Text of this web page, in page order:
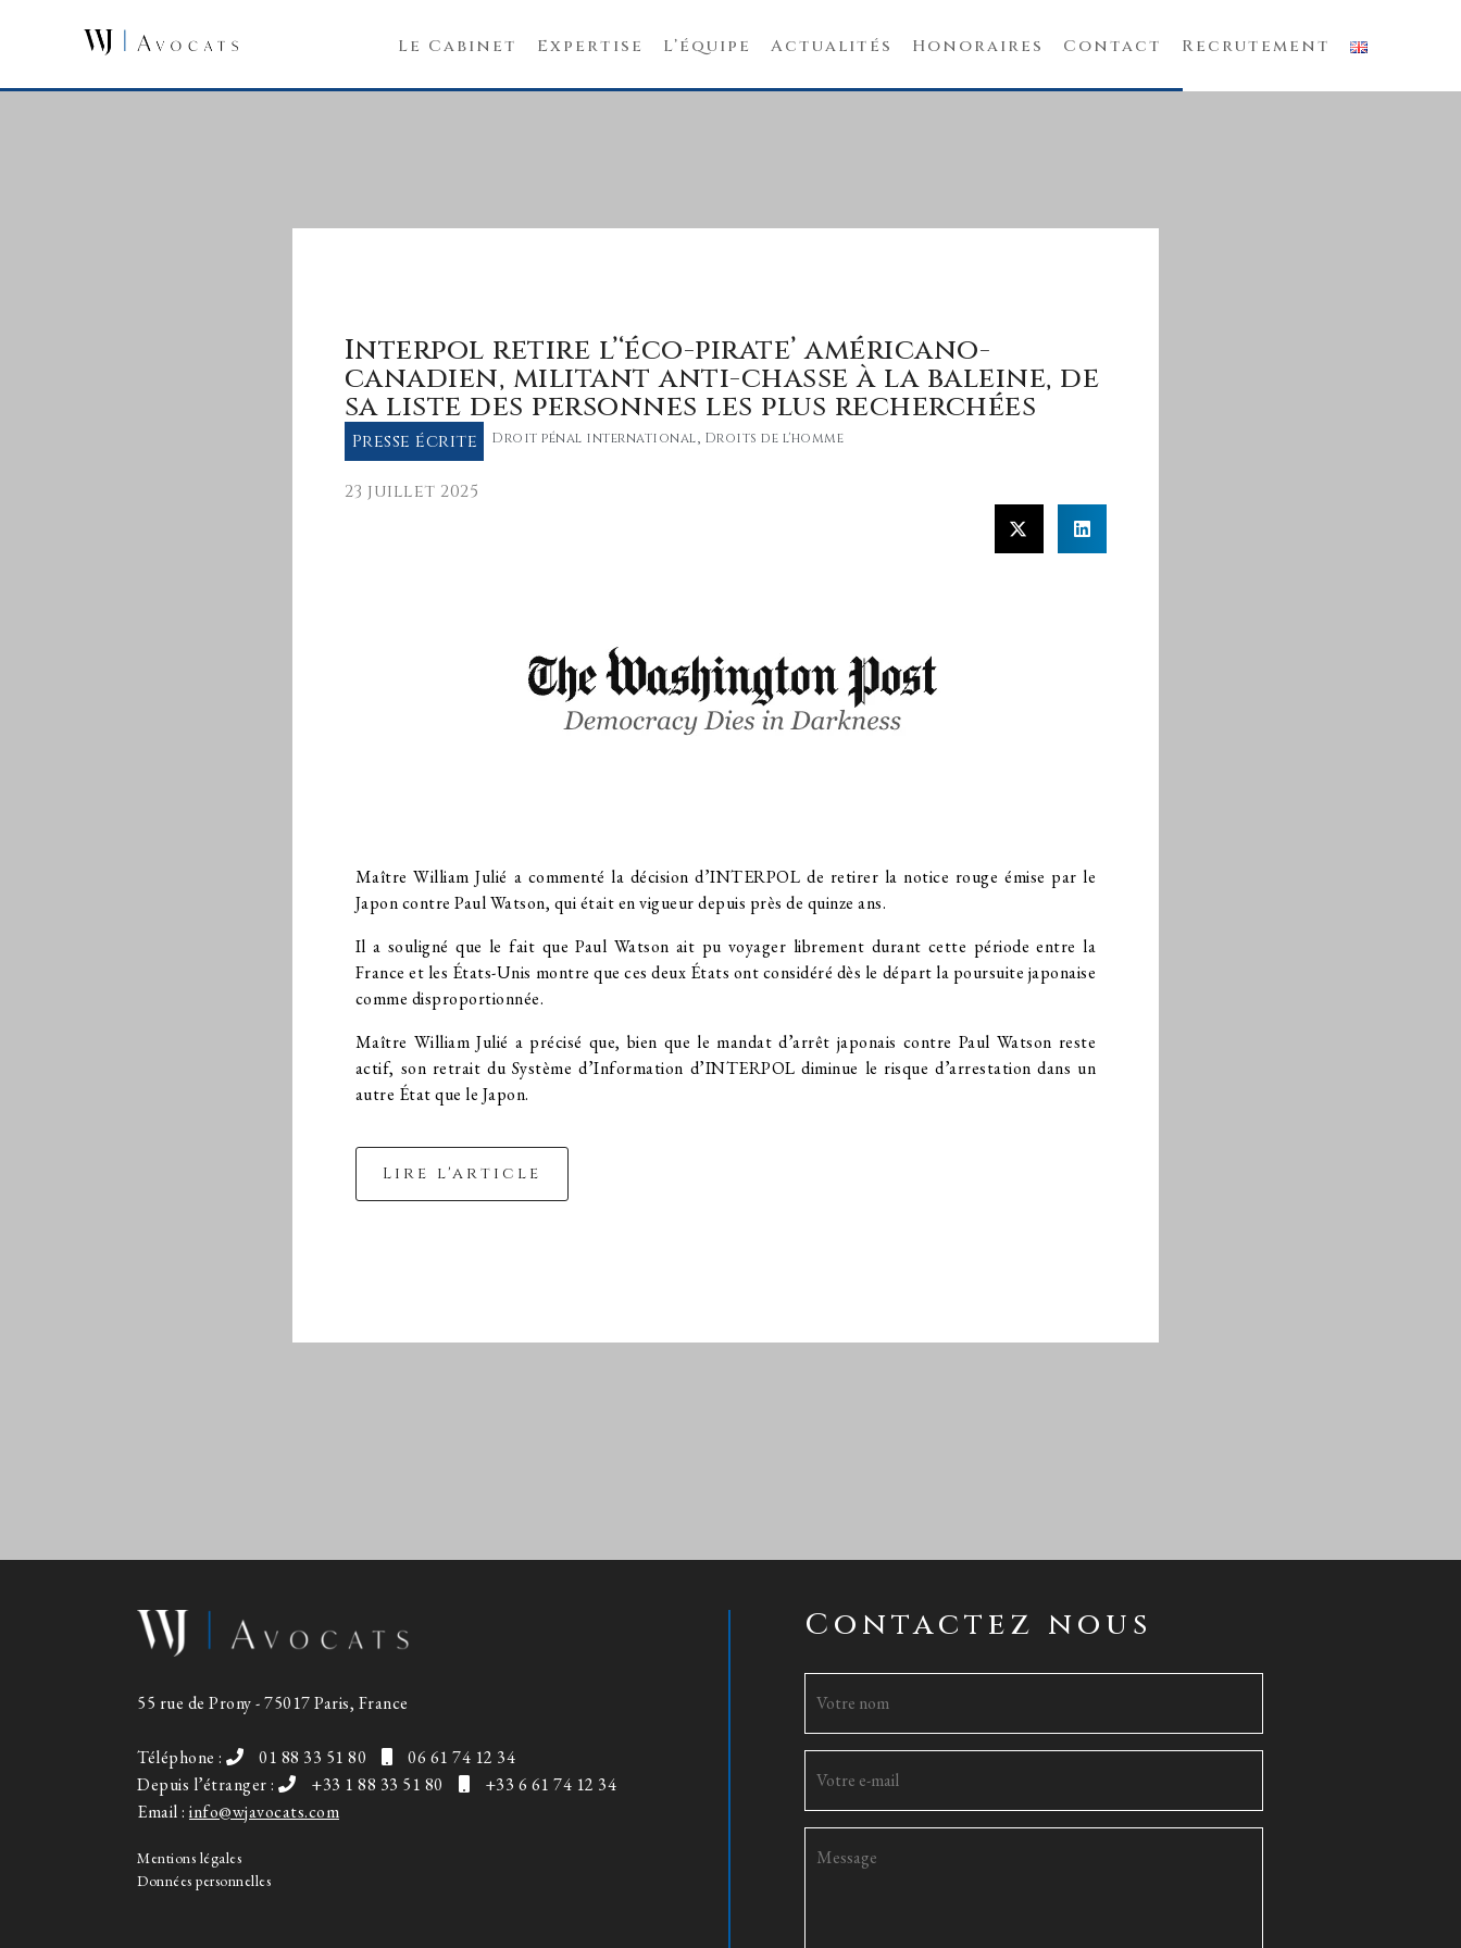
Le Cabinet Expertise L’équipe Actualités Honoraires Contact Recrutement
Interpol retire l’‘éco-pirate’ américano-
canadien, militant anti-chasse à la baleine, de
sa liste des personnes les plus recherchées
Presse écrite Droit pénal international, Droits de l'homme
23 juillet 2025
Maître William Julié a commenté la décision d’INTERPOL de retirer la notice rouge émise par le
Japon contre Paul Watson, qui était en vigueur depuis près de quinze ans.
Il a souligné que le fait que Paul Watson ait pu voyager librement durant cette période entre la
France et les États-Unis montre que ces deux États ont considéré dès le départ la poursuite japonaise
comme disproportionnée.
Maître William Julié a précisé que, bien que le mandat d’arrêt japonais contre Paul Watson reste
actif, son retrait du Système d’Information d’INTERPOL diminue le risque d’arrestation dans un
autre État que le Japon.
Lire l'article
55 rue de Prony - 75017 Paris, France
Téléphone : 01 88 33 51 80
06 61 74 12 34
Depuis l’étranger :
+33 1 88 33 51 80
+33 6 61 74 12 34
Email : info@wjavocats.com
Mentions légales
Données personnelles
Contactez nous